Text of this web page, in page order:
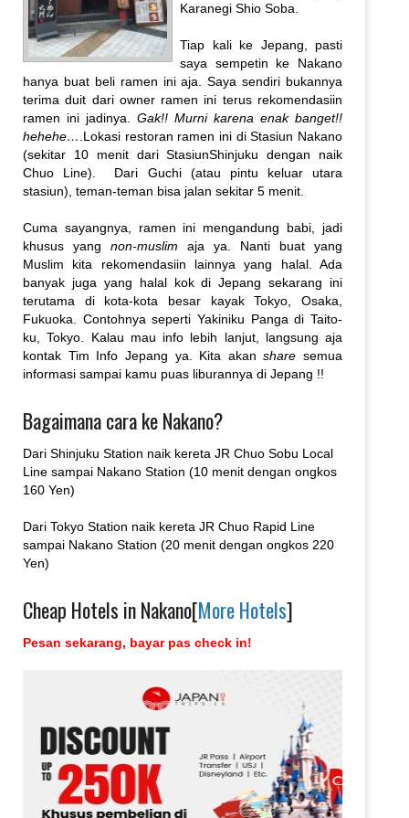
Karanegi Shio Soba.
Tiap kali ke Jepang, pasti
saya sempetin ke Nakano
hanya buat beli ramen ini aja. Saya sendiri bukannya
terima duit dari owner ramen ini terus rekomendasiin
ramen ini jadinya. Gak!! Murni karena enak banget!!
hehehe… .Lokasi restoran ramen ini di Stasiun Nakano
(sekitar 10 menit dari StasiunShinjuku dengan naik
Chuo Line). Dari Guchi (atau pintu keluar utara
stasiun), teman-teman bisa jalan sekitar 5 menit.
Cuma sayangnya, ramen ini mengandung babi, jadi
khusus yang non-muslim aja ya. Nanti buat yang
Muslim kita rekomendasiin lainnya yang halal. Ada
banyak juga yang halal kok di Jepang sekarang ini
terutama di kota-kota besar kayak Tokyo, Osaka,
Fukuoka. Contohnya seperti Yakiniku Panga di Taito-
ku, Tokyo. Kalau mau info lebih lanjut, langsung aja
kontak Tim Info Jepang ya. Kita akanshare semua
informasi sampai kamu puas liburannya di Jepang !!
Bagaimana cara ke Nakano?
Dari Shinjuku Station naik kereta JR Chuo Sobu Local
Line sampai Nakano Station (10 menit dengan ongkos
160 Yen)
Dari Tokyo Station naik kereta JR Chuo Rapid Line
sampai Nakano Station (20 menit dengan ongkos 220
Yen)
Cheap Hotels in Nakano[More Hotels]
Pesan sekarang, bayar pas check in!